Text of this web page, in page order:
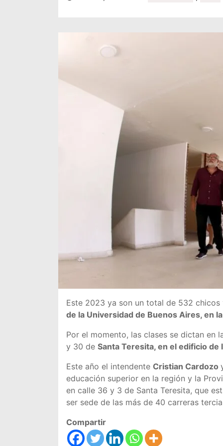
Este 2023 ya son un total de 532
de la Universidad de Buenos Aires, en
Por el momento, las clases se dictan en
y 30 de Santa Teresita, en el edificio
Este año el intendente Cristian Cardozo
educación superior en la región y la
en calle 36 y 3 de Santa Teresita, que
ser sede de las más de 40 carreras
Compartir